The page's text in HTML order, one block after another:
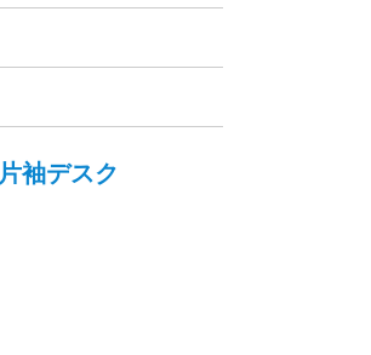
片袖デスク